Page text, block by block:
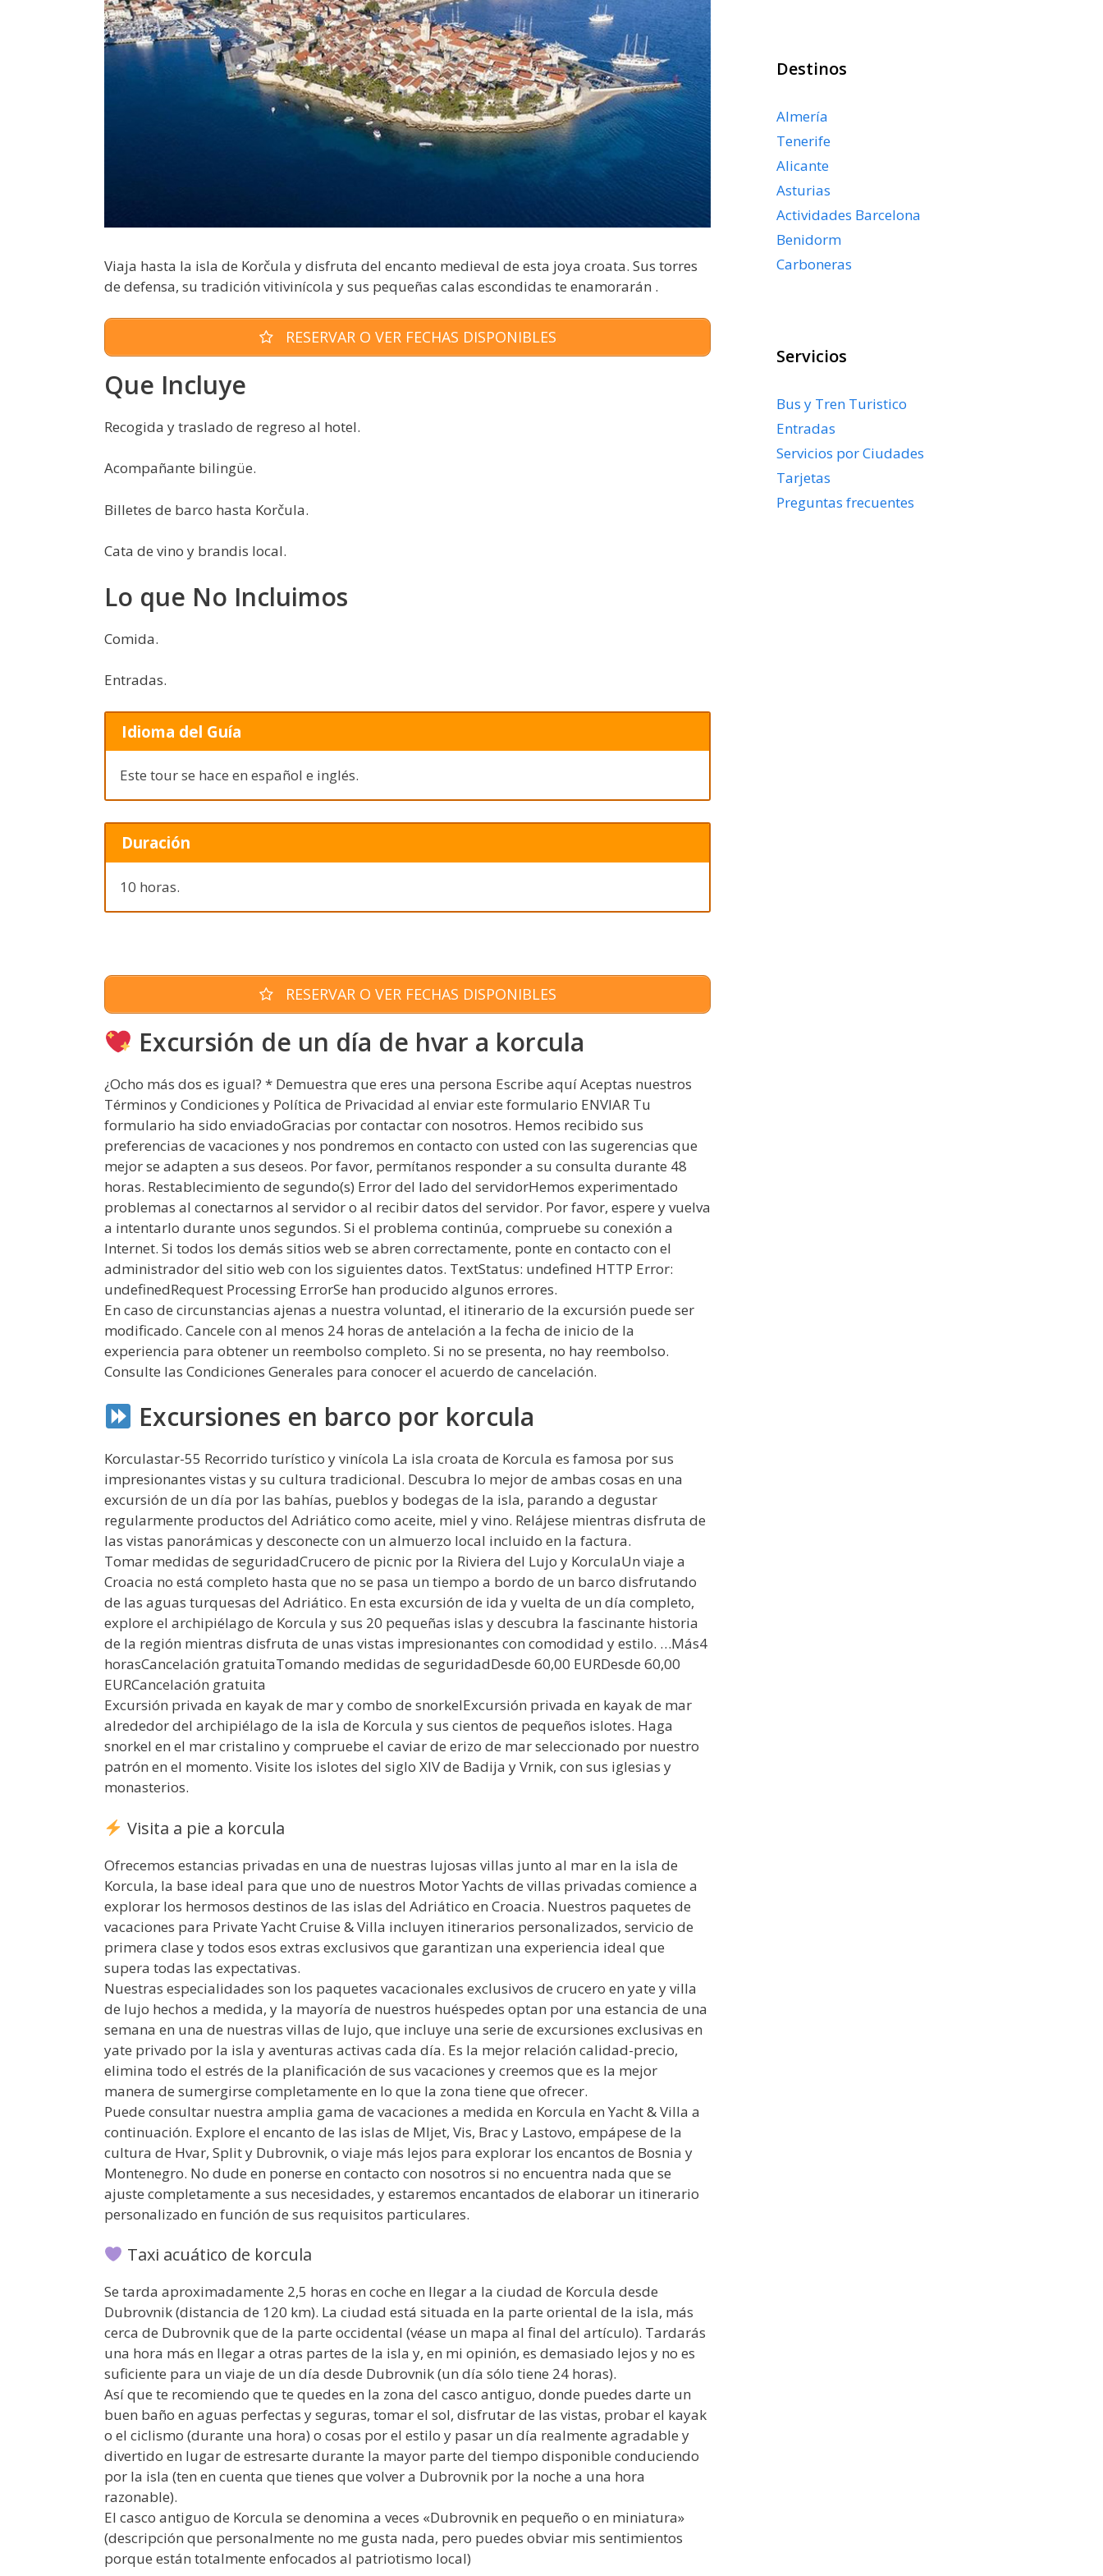
Viaja hasta la isla de Korčula y disfruta del encanto medieval de esta joya croata. Sus torres
de defensa, su tradición vitivinícola y sus pequeñas calas escondidas te enamorarán .
RESERVAR O VER FECHAS DISPONIBLES
Que Incluye
Recogida y traslado de regreso al hotel.
Acompañante bilingüe.
Billetes de barco hasta Korčula.
Cata de vino y brandis local.
Lo que No Incluimos
Comida.
Entradas.
Idioma del Guía
Este tour se hace en español e inglés.
Duración
10 horas.
RESERVAR O VER FECHAS DISPONIBLES
Excursión de un día de hvar a korcula
¿Ocho más dos es igual? * Demuestra que eres una persona Escribe aquí Aceptas nuestros
Términos y Condiciones y Política de Privacidad al enviar este formulario ENVIAR Tu
formulario ha sido enviadoGracias por contactar con nosotros. Hemos recibido sus
preferencias de vacaciones y nos pondremos en contacto con usted con las sugerencias que
mejor se adapten a sus deseos. Por favor, permítanos responder a su consulta durante 48
horas. Restablecimiento de segundo(s) Error del lado del servidorHemos experimentado
problemas al conectarnos al servidor o al recibir datos del servidor. Por favor, espere y vuelva
a intentarlo durante unos segundos. Si el problema continúa, compruebe su conexión a
Internet. Si todos los demás sitios web se abren correctamente, ponte en contacto con el
administrador del sitio web con los siguientes datos. TextStatus: undefined HTTP Error:
undefinedRequest Processing ErrorSe han producido algunos errores.
En caso de circunstancias ajenas a nuestra voluntad, el itinerario de la excursión puede ser
modificado. Cancele con al menos 24 horas de antelación a la fecha de inicio de la
experiencia para obtener un reembolso completo. Si no se presenta, no hay reembolso.
Consulte las Condiciones Generales para conocer el acuerdo de cancelación.
Excursiones en barco por korcula
Korculastar-55 Recorrido turístico y vinícola La isla croata de Korcula es famosa por sus
impresionantes vistas y su cultura tradicional. Descubra lo mejor de ambas cosas en una
excursión de un día por las bahías, pueblos y bodegas de la isla, parando a degustar
regularmente productos del Adriático como aceite, miel y vino. Relájese mientras disfruta de
las vistas panorámicas y desconecte con un almuerzo local incluido en la factura.
Tomar medidas de seguridadCrucero de picnic por la Riviera del Lujo y KorculaUn viaje a
Croacia no está completo hasta que no se pasa un tiempo a bordo de un barco disfrutando
de las aguas turquesas del Adriático. En esta excursión de ida y vuelta de un día completo,
explore el archipiélago de Korcula y sus 20 pequeñas islas y descubra la fascinante historia
de la región mientras disfruta de unas vistas impresionantes con comodidad y estilo. …Más4
horasCancelación gratuitaTomando medidas de seguridadDesde 60,00 EURDesde 60,00
EURCancelación gratuita
Excursión privada en kayak de mar y combo de snorkelExcursión privada en kayak de mar
alrededor del archipiélago de la isla de Korcula y sus cientos de pequeños islotes. Haga
snorkel en el mar cristalino y compruebe el caviar de erizo de mar seleccionado por nuestro
patrón en el momento. Visite los islotes del siglo XIV de Badija y Vrnik, con sus iglesias y
monasterios.
Visita a pie a korcula
Ofrecemos estancias privadas en una de nuestras lujosas villas junto al mar en la isla de
Korcula, la base ideal para que uno de nuestros Motor Yachts de villas privadas comience a
explorar los hermosos destinos de las islas del Adriático en Croacia. Nuestros paquetes de
vacaciones para Private Yacht Cruise & Villa incluyen itinerarios personalizados, servicio de
primera clase y todos esos extras exclusivos que garantizan una experiencia ideal que
supera todas las expectativas.
Nuestras especialidades son los paquetes vacacionales exclusivos de crucero en yate y villa
de lujo hechos a medida, y la mayoría de nuestros huéspedes optan por una estancia de una
semana en una de nuestras villas de lujo, que incluye una serie de excursiones exclusivas en
yate privado por la isla y aventuras activas cada día. Es la mejor relación calidad-precio,
elimina todo el estrés de la planificación de sus vacaciones y creemos que es la mejor
manera de sumergirse completamente en lo que la zona tiene que ofrecer.
Puede consultar nuestra amplia gama de vacaciones a medida en Korcula en Yacht & Villa a
continuación. Explore el encanto de las islas de Mljet, Vis, Brac y Lastovo, empápese de la
cultura de Hvar, Split y Dubrovnik, o viaje más lejos para explorar los encantos de Bosnia y
Montenegro. No dude en ponerse en contacto con nosotros si no encuentra nada que se
ajuste completamente a sus necesidades, y estaremos encantados de elaborar un itinerario
personalizado en función de sus requisitos particulares.
Taxi acuático de korcula
Se tarda aproximadamente 2,5 horas en coche en llegar a la ciudad de Korcula desde
Dubrovnik (distancia de 120 km). La ciudad está situada en la parte oriental de la isla, más
cerca de Dubrovnik que de la parte occidental (véase un mapa al final del artículo). Tardarás
una hora más en llegar a otras partes de la isla y, en mi opinión, es demasiado lejos y no es
suficiente para un viaje de un día desde Dubrovnik (un día sólo tiene 24 horas).
Así que te recomiendo que te quedes en la zona del casco antiguo, donde puedes darte un
buen baño en aguas perfectas y seguras, tomar el sol, disfrutar de las vistas, probar el kayak
o el ciclismo (durante una hora) o cosas por el estilo y pasar un día realmente agradable y
divertido en lugar de estresarte durante la mayor parte del tiempo disponible conduciendo
por la isla (ten en cuenta que tienes que volver a Dubrovnik por la noche a una hora
razonable).
El casco antiguo de Korcula se denomina a veces «Dubrovnik en pequeño o en miniatura»
(descripción que personalmente no me gusta nada, pero puedes obviar mis sentimientos
porque están totalmente enfocados al patriotismo local)
Destinos
Almería
Tenerife
Alicante
Asturias
Actividades Barcelona
Benidorm
Carboneras
Servicios
Bus y Tren Turistico
Entradas
Servicios por Ciudades
Tarjetas
Preguntas frecuentes